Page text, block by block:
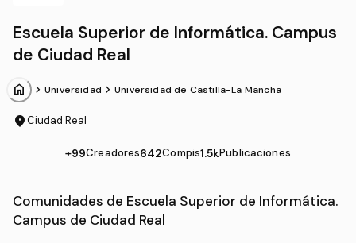
Escuela Superior de Informática. Campus
de Ciudad Real
home chevron_forward Universidad chevron_forward Universidad de Castilla-La Mancha
location_onCiudad Real
+99Creadores642Compis1.5kPublicaciones
Comunidades de Escuela Superior de Informática.
Campus de Ciudad Real